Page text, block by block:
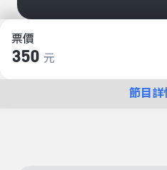
票價
350 元
節目詳